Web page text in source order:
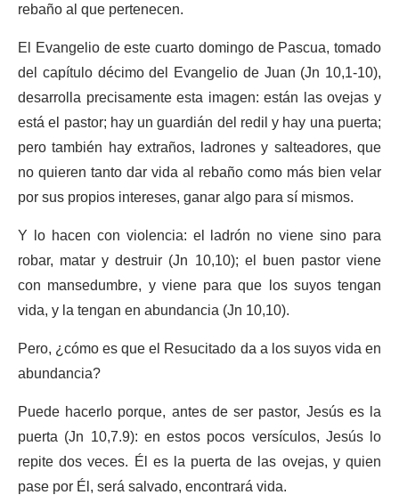
rebaño al que pertenecen.
El Evangelio de este cuarto domingo de Pascua, tomado
del capítulo décimo del Evangelio de Juan (Jn 10,1-10),
desarrolla precisamente esta imagen: están las ovejas y
está el pastor; hay un guardián del redil y hay una puerta;
pero también hay extraños, ladrones y salteadores, que
no quieren tanto dar vida al rebaño como más bien velar
por sus propios intereses, ganar algo para sí mismos.
Y lo hacen con violencia: el ladrón no viene sino para
robar, matar y destruir (Jn 10,10); el buen pastor viene
con mansedumbre, y viene para que los suyos tengan
vida, y la tengan en abundancia (Jn 10,10).
Pero, ¿cómo es que el Resucitado da a los suyos vida en
abundancia?
Puede hacerlo porque, antes de ser pastor, Jesús es la
puerta (Jn 10,7.9): en estos pocos versículos, Jesús lo
repite dos veces. Él es la puerta de las ovejas, y quien
pase por Él, será salvado, encontrará vida.